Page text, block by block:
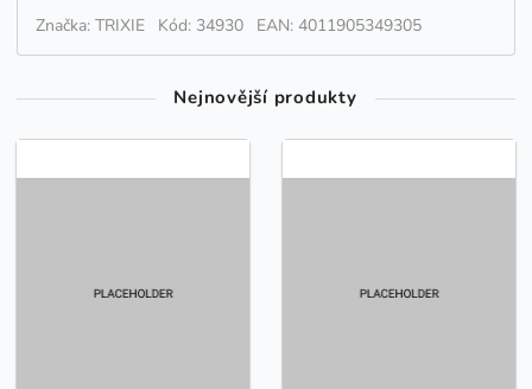
Značka: TRIXIE Kód: 34930 EAN: 4011905349305
Nejnovější produkty